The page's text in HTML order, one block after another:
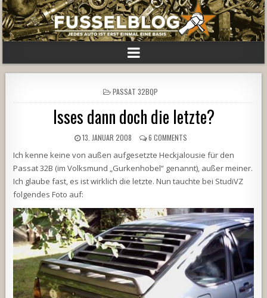
POSTED
IN
PASSAT 32BQP
Isses dann doch die letzte?
13. JANUAR 2008 6 COMMENTS
Ich kenne keine von außen aufgesetzte Heckjalousie für den
Passat 32B (im Volksmund „Gurkenhobel“ genannt), außer meiner.
Ich glaube fast, es ist wirklich die letzte. Nun tauchte bei StudiVZ
folgendes Foto auf: